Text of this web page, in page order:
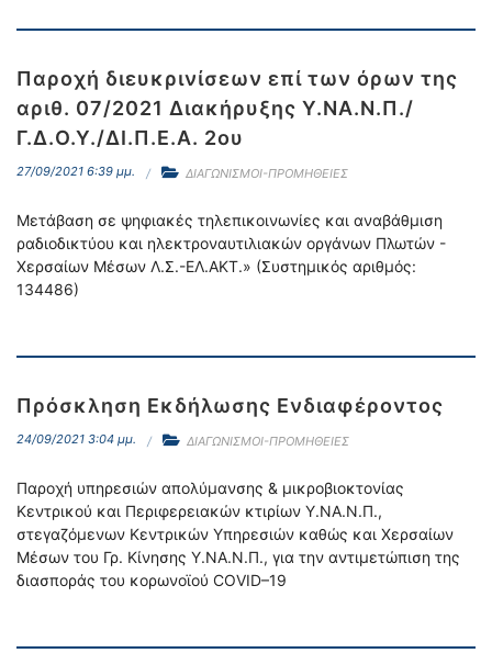
Παροχή διευκρινίσεων επί των όρων της
αριθ. 07/2021 Διακήρυξης Υ.ΝΑ.Ν.Π./
Γ.Δ.Ο.Υ./ΔΙ.Π.Ε.Α. 2ου
27/09/2021 6:39 μμ. ΔΙΑΓΩΝΙΣΜΟΙ-ΠΡΟΜΗΘΕΙΕΣ
Μετάβαση σε ψηφιακές τηλεπικοινωνίες και αναβάθμιση
ραδιοδικτύου και ηλεκτροναυτιλιακών οργάνων Πλωτών -
Χερσαίων Μέσων Λ.Σ.-ΕΛ.ΑΚΤ.» (Συστημικός αριθμός:
134486)
Πρόσκληση Εκδήλωσης Ενδιαφέροντος
24/09/2021 3:04 μμ. ΔΙΑΓΩΝΙΣΜΟΙ-ΠΡΟΜΗΘΕΙΕΣ
Παροχή υπηρεσιών απολύμανσης & μικροβιοκτονίας
Κεντρικού και Περιφερειακών κτιρίων Υ.ΝΑ.Ν.Π.,
στεγαζόμενων Κεντρικών Υπηρεσιών καθώς και Χερσαίων
Μέσων του Γρ. Κίνησης Υ.ΝΑ.Ν.Π., για την αντιμετώπιση της
διασποράς του κορωνοϊού COVID–19